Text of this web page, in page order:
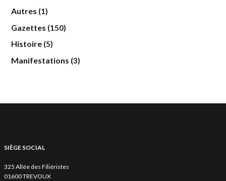
Autres (1)
Gazettes (150)
Histoire (5)
Manifestations (3)
SIÈGE SOCIAL
325 Allée des Filiéristes
01600 TREVOUX